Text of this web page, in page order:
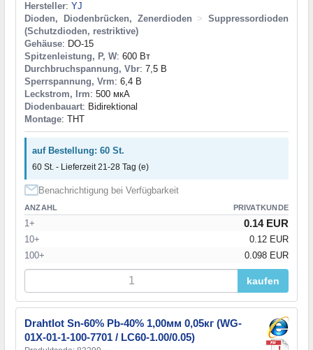
Hersteller: YJ
Dioden, Diodenbrücken, Zenerdioden > Suppressordioden
(Schutzdioden, restriktive)
Gehäuse: DO-15
Spitzenleistung, P, W: 600 Вт
Durchbruchspannung, Vbr: 7,5 В
Sperrspannung, Vrm: 6,4 В
Leckstrom, Irm: 500 мкА
Diodenbauart: Bidirektional
Montage: THT
auf Bestellung: 60 St.
60 St. - Lieferzeit 21-28 Tag (e)
Benachrichtigung bei Verfügbarkeit
ANZAHL PRIVATKUNDE
1+ 0.14 EUR
10+
0.12 EUR
100+
0.098 EUR
kaufen
Drahtlot Sn-60% Pb-40% 1,00мм 0,05кг (WG-
01X-01-1-100-7701 / LC60-1.00/0.05)